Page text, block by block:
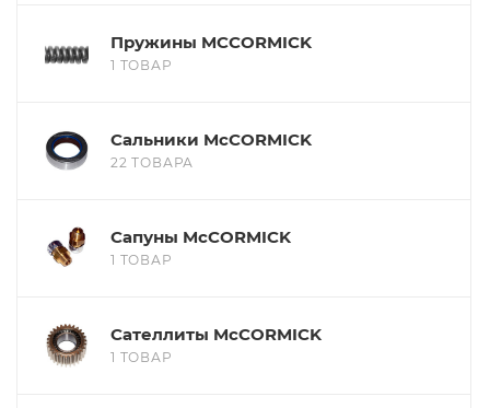
Пружины MCCORMICK
1 ТОВАР
Сальники McCORMICK
22 ТОВАРА
Сапуны McCORMICK
1 ТОВАР
Сателлиты McCORMICK
1 ТОВАР